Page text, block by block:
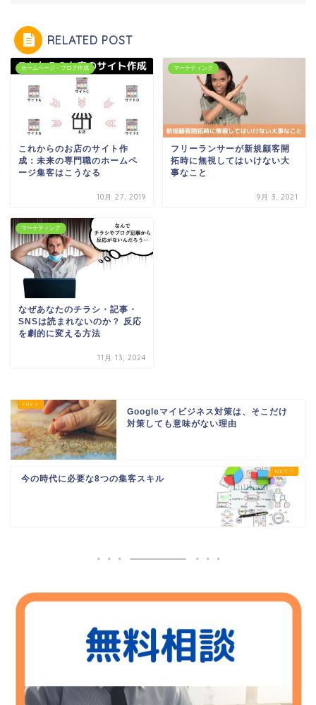
RELATED POST
ホームページ・ブログ作成
これからのお店のサイト作
成：未来の専門職のホームペ
ージ集客はこうなる
10月 27, 2019
マーケティング
フリーランサーが新規顧客開
拓時に無視してはいけない大
事なこと
9月 3, 2021
マーケティング
なぜあなたのチラシ・記事・
SNSは読まれないのか？ 反応
を劇的に変える方法
11月 13, 2024
Googleマイビジネス対策は、そこだけ
対策しても意味がない理由
今の時代に必要な8つの集客スキル